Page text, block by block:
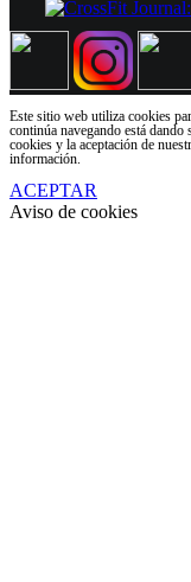
Este sitio web utiliza cookies
continúa navegando está dando
cookies y la aceptación de
información.
ACEPTAR
Aviso de cookies